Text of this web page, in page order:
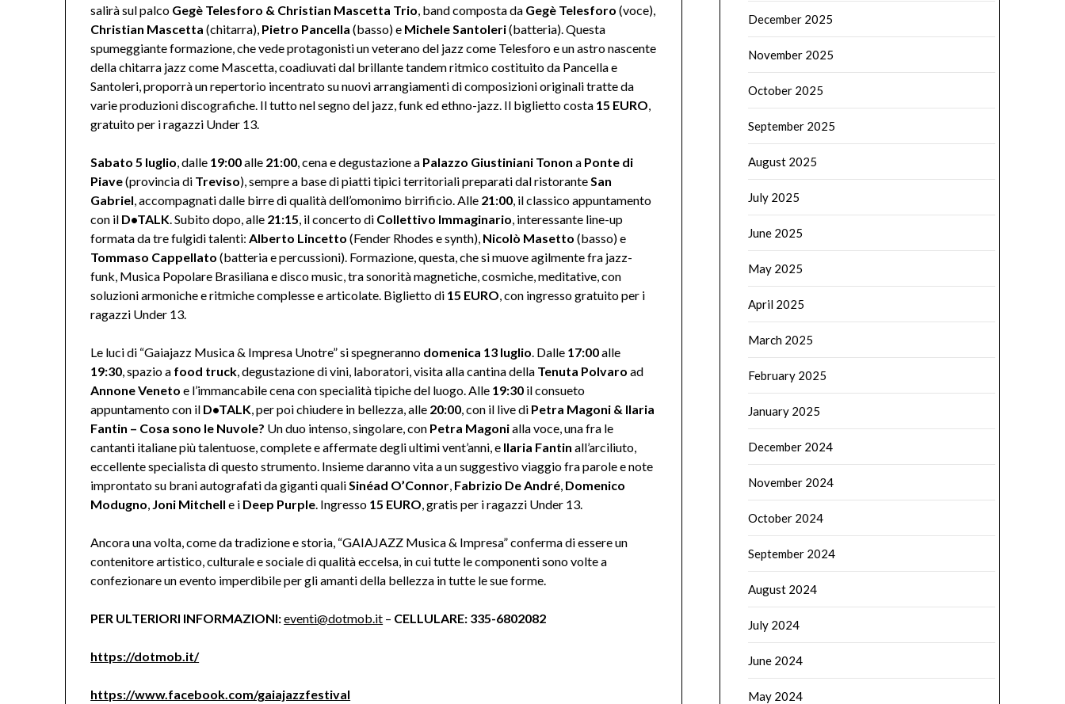
salirà sul palco Gegè Telesforo & Christian Mascetta Trio, band composta da Gegè Telesforo (voce),
Christian Mascetta (chitarra), Pietro Pancella (basso) e Michele Santoleri(batteria). Questa
spumeggiante formazione, che vede protagonisti un veterano del jazz come Telesforo e un astro nascente
della chitarra jazz come Mascetta, coadiuvati dal brillante tandem ritmico costituito da Pancella e
Santoleri, proporrà un repertorio incentrato su nuovi arrangiamenti di composizioni originali tratte da
varie produzioni discografiche. Il tutto nel segno del jazz, funk ed ethno-jazz. Il biglietto costa 15 EURO,
gratuito per i ragazzi Under 13.
Sabato 5 luglio, dalle 19:00alle 21:00, cena e degustazione a Palazzo Giustiniani Tonon a Ponte di
Piave(provincia di Treviso), sempre a base di piatti tipici territoriali preparati dal ristoranteSan
Gabriel, accompagnati dalle birre di qualità dell’omonimo birrificio. Alle 21:00, il classico appuntamento
con il D•TALK. Subito dopo, alle 21:15, il concerto di Collettivo Immaginario, interessante line-up
formata da tre fulgidi talenti:Alberto Lincetto (Fender Rhodes e synth), Nicolò Masetto (basso) e
Tommaso Cappellato (batteria e percussioni). Formazione, questa, che si muove agilmente fra jazz-
funk, Musica Popolare Brasiliana e disco music, tra sonorità magnetiche, cosmiche, meditative, con
soluzioni armoniche e ritmiche complesse e articolate. Biglietto di 15 EURO, con ingresso gratuito per i
ragazzi Under 13.
Le luci di “Gaiajazz Musica & Impresa Unotre” si spegneranno domenica 13 luglio. Dalle 17:00alle
19:30, spazio a food truck, degustazione di vini, laboratori, visita alla cantina della Tenuta Polvaro ad
Annone Venetoe l’immancabile cena con specialità tipiche del luogo. Alle 19:30 il consueto
appuntamento con il D•TALK, per poi chiudere in bellezza, alle 20:00, con il live di Petra Magoni & Ilaria
Fantin – Cosa sono le Nuvole? Un duo intenso, singolare, con Petra Magonialla voce, una fra le
cantanti italiane più talentuose, complete e affermate degli ultimi vent’anni, e Ilaria Fantinall’arciliuto,
eccellente specialista di questo strumento. Insieme daranno vita a un suggestivo viaggio fra parole e note
improntato su brani autografati da giganti qualiSinéad O’Connor, Fabrizio De André, Domenico
Modugno, Joni Mitchell e i Deep Purple. Ingresso 15 EURO, gratis per i ragazzi Under 13.
Ancora una volta, come da tradizione e storia, “GAIAJAZZ Musica & Impresa” conferma di essere un
contenitore artistico, culturale e sociale di qualità eccelsa, in cui tutte le componenti sono volte a
confezionare un evento imperdibile per gli amanti della bellezza in tutte le sue forme.
PER ULTERIORI INFORMAZIONI:eventi@dotmob.it – CELLULARE: 335-6802082
https://dotmob.it/
https://www.facebook.com/gaiajazzfestival
December 2025
November 2025
October 2025
September 2025
August 2025
July 2025
June 2025
May 2025
April 2025
March 2025
February 2025
January 2025
December 2024
November 2024
October 2024
September 2024
August 2024
July 2024
June 2024
May 2024